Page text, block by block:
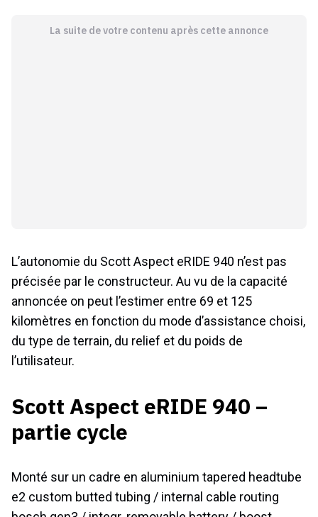
La suite de votre contenu après cette annonce
L’autonomie du Scott Aspect eRIDE 940 n’est pas
précisée par le constructeur. Au vu de la capacité
annoncée on peut l’estimer entre 69 et 125
kilomètres en fonction du mode d’assistance choisi,
du type de terrain, du relief et du poids de
l’utilisateur.
Scott Aspect eRIDE 940 –
partie cycle
Monté sur un cadre en aluminium tapered headtube
e2 custom butted tubing / internal cable routing